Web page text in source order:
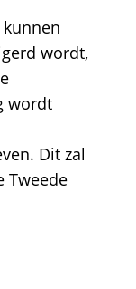
wordt,
wordt
Dit zal
Tweede